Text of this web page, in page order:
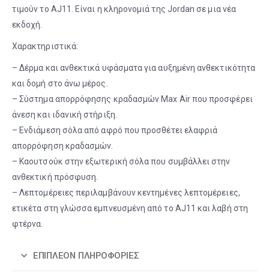
τιμούν το AJ11. Είναι η κληρονομιά της Jordan σε μια νέα
εκδοχή.
Χαρακτηριστικά:
– Δέρμα και ανθεκτικά υφάσματα για αυξημένη ανθεκτικότητα
και δομή στο άνω μέρος.
– Σύστημα απορρόφησης κραδασμών Max Air που προσφέρει
άνεση και ιδανική στήριξη.
– Ενδιάμεση σόλα από αφρό που προσθέτει ελαφριά
απορρόφηση κραδασμών.
– Καουτσούκ στην εξωτερική σόλα που συμβάλλει στην
ανθεκτική πρόσφυση.
– Λεπτομέρειες περιλαμβάνουν κεντημένες λεπτομέρειες,
ετικέτα στη γλώσσα εμπνευσμένη από το AJ11 και λαβή στη
φτέρνα.
ΕΠΙΠΛΈΟΝ ΠΛΗΡΟΦΟΡΊΕΣ